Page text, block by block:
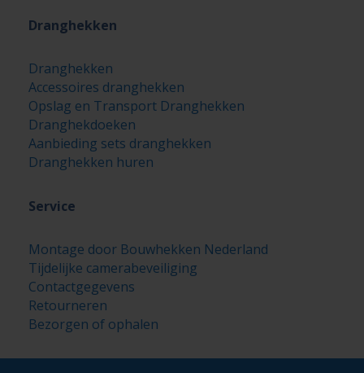
Dranghekken
Dranghekken
Accessoires dranghekken
Opslag en Transport Dranghekken
Dranghekdoeken
Aanbieding sets dranghekken
Dranghekken huren
Service
Montage door Bouwhekken Nederland
Tijdelijke camerabeveiliging
Contactgegevens
Retourneren
Bezorgen of ophalen